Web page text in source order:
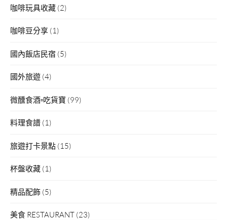
咖啡玩具收藏 (2)
咖啡豆分享 (1)
國內飯店民宿 (5)
國外旅遊 (4)
微醺食酒▫吃貨寶 (99)
料理食譜 (1)
旅遊打卡景點 (15)
杯盤收藏 (1)
精品配飾 (5)
美食 RESTAURANT (23)